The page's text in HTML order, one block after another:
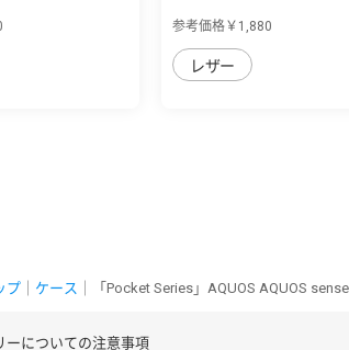
参考価格￥1,880
レザー
プ ケース ｜「Pocket Series」AQUOS AQUOS
ーについての注意事項